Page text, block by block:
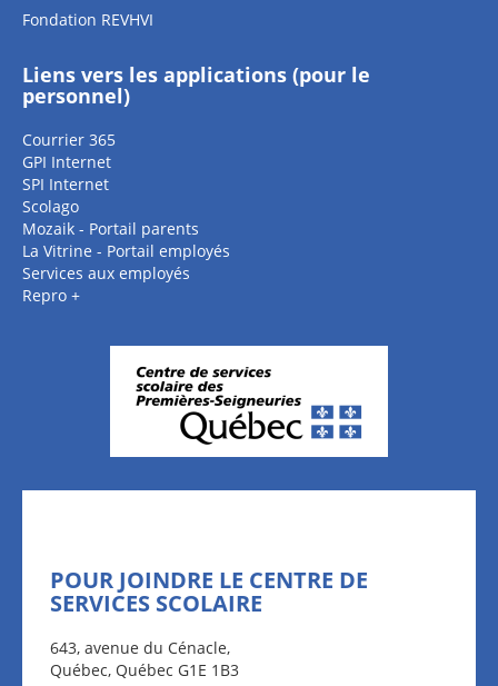
Fondation REVHVI
Liens vers les applications (pour le
personnel)
Courrier 365
GPI Internet
SPI Internet
Scolago
Mozaik - Portail parents
La Vitrine - Portail employés
Services aux employés
Repro +
POUR JOINDRE LE CENTRE DE
SERVICES SCOLAIRE
643, avenue du Cénacle,
Québec, Québec G1E 1B3